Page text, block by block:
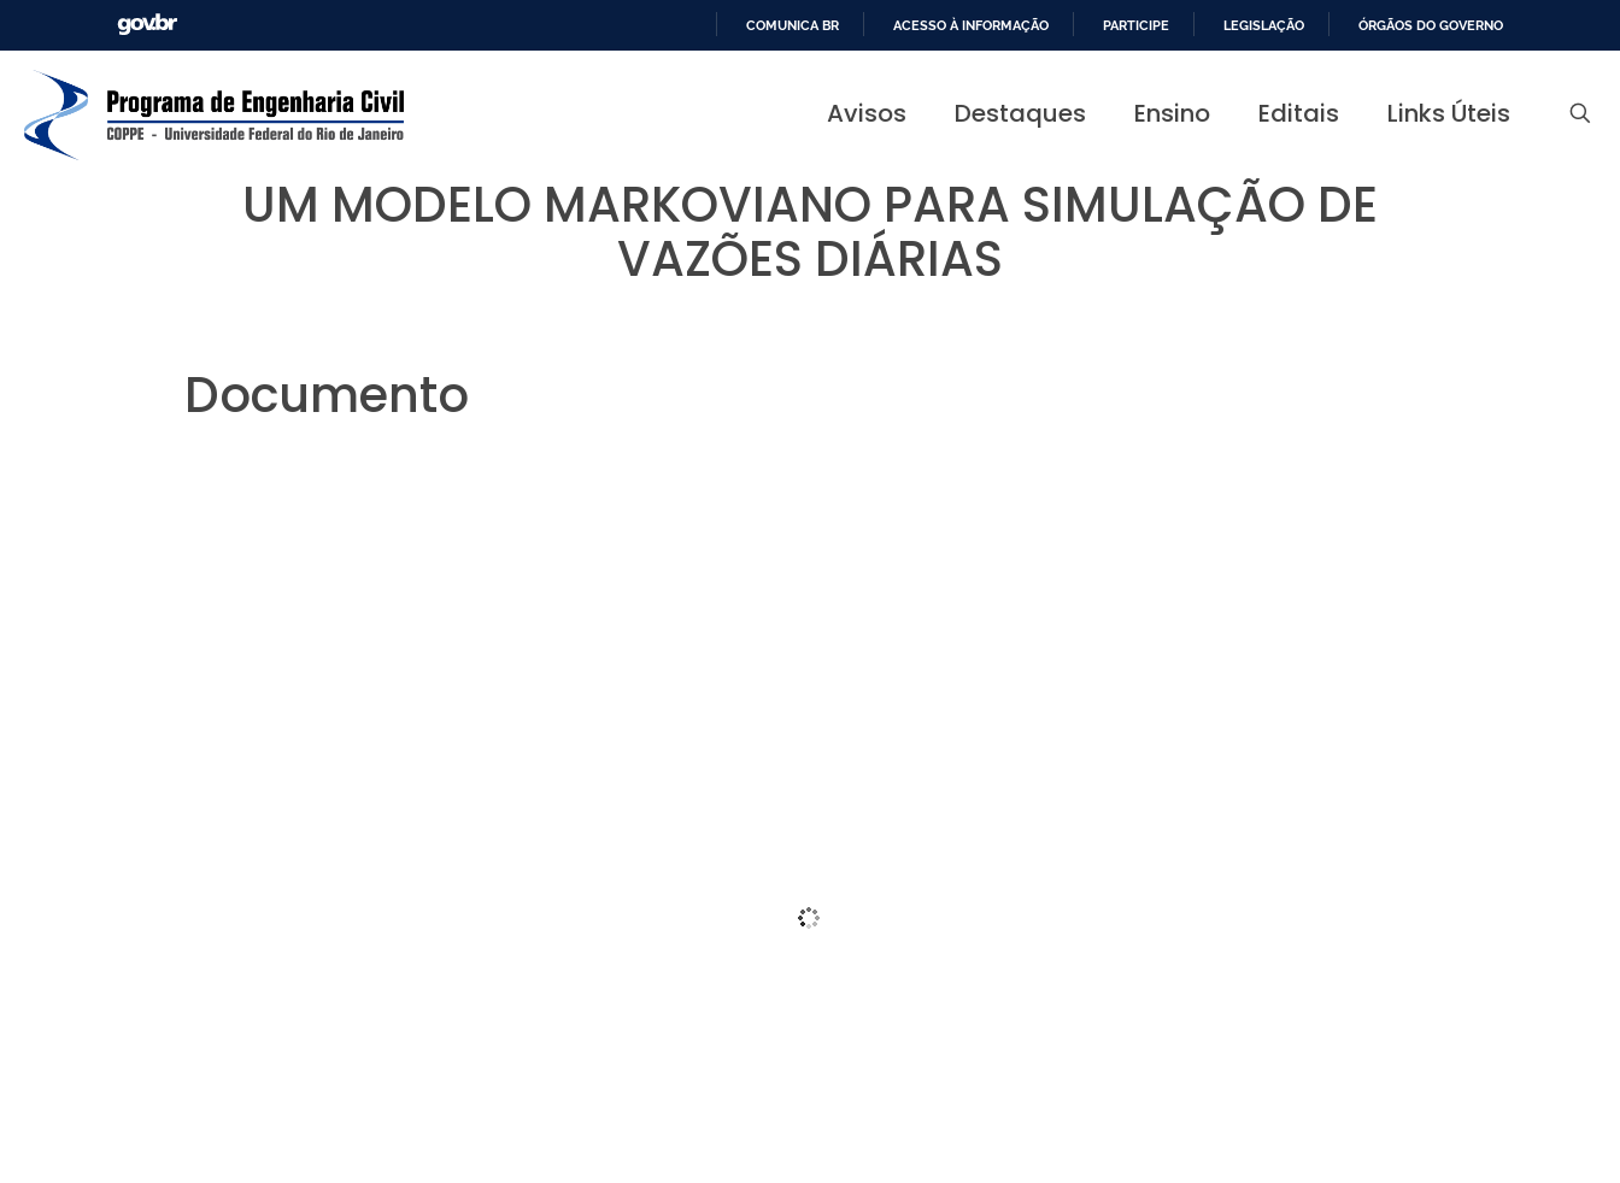
PARA
COMUNICA BR ACESSO À INFORMAÇÃO PARTICIPE LEGISLAÇÃO ÓRGÃOS DO GOVERNO
Avisos Destaques Ensino Editais Links Úteis
UM MODELO MARKOVIANO PARA SIMULAÇÃO DE
VAZÕES DIÁRIAS
Documento